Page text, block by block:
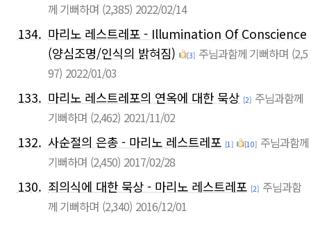
께 기뻐하며 (2,385) 2022/02/14
134. 마리노 레스트레포 - Illumination Of Conscience
(양심조명/인식의 밝혀짐)
[3] 주님과함께 기뻐하며 (2,5
97) 2022/01/03
133. 마리노 레스트레포의 연옥에 대한 묵상 [2] 주님과함께
기뻐하며 (2,462) 2021/11/02
132. 사순절의 은총 - 마리노 레스트레포 [1] [10] 주님과함께
기뻐하며 (2,450) 2017/02/28
130. 죄의식에 대한 묵상 - 마리노 레스트레포 [2] 주님과함
께 기뻐하며 (2,340) 2016/12/01